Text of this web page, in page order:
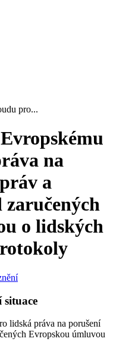
pro...
na
a
zaručených
o lidských
situace
lidská práva na porušení
Evropskou úmluvou